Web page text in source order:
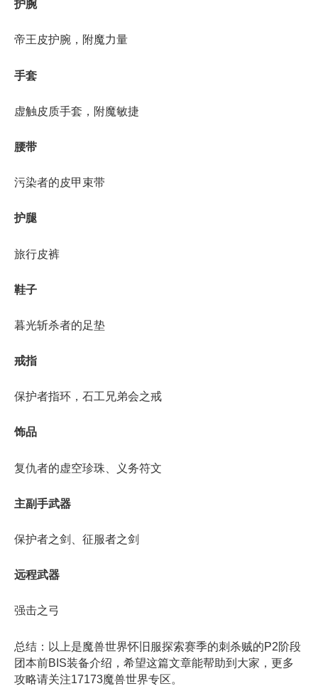
护腕
帝王皮护腕，附魔力量
手套
虚触皮质手套，附魔敏捷
腰带
污染者的皮甲束带
护腿
旅行皮裤
鞋子
暮光斩杀者的足垫
戒指
保护者指环，石工兄弟会之戒
饰品
复仇者的虚空珍珠、义务符文
主副手武器
保护者之剑、征服者之剑
远程武器
强击之弓
总结：以上是魔兽世界怀旧服探索赛季的刺杀贼的P2阶段
团本前BIS装备介绍，希望这篇文章能帮助到大家，更多
攻略请关注17173魔兽世界专区。